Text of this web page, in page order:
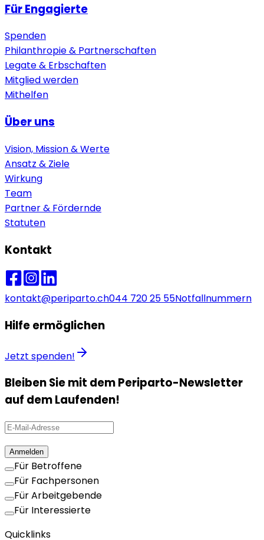
Für Engagierte
Spenden
Philanthropie & Partnerschaften
Legate & Erbschaften
Mitglied werden
Mithelfen
Über uns
Vision, Mission & Werte
Ansatz & Ziele
Wirkung
Team
Partner & Fördernde
Statuten
Kontakt
kontakt@periparto.ch044 720 25 55Notfallnummern
Hilfe ermöglichen
Jetzt spenden!
Bleiben Sie mit dem Periparto-Newsletter
auf dem Laufenden!
Anmelden
Für Betroffene
Für Fachpersonen
Für Arbeitgebende
Für Interessierte
Quicklinks